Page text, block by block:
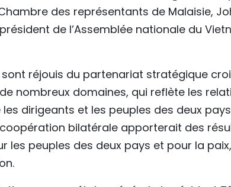
des représentants de Malaisie,
de l’Assemblée nationale du
réjouis du partenariat stratégique
nombreux domaines, qui reflète les
dirigeants et les peuples des deux
bilatérale apporterait des
les peuples des deux pays et pour la